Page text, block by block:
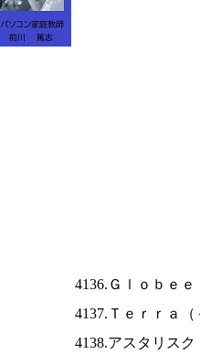
4136.Ｇｌｏｂｅｅ
4137.Ｔｅｒｒａ（
4138.アスタリスク